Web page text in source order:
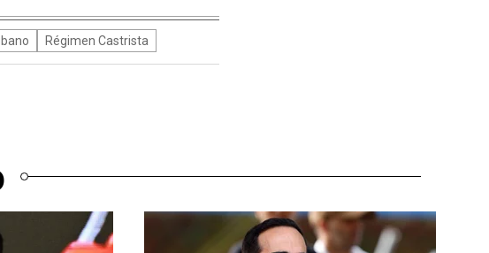
Régimen Castrista